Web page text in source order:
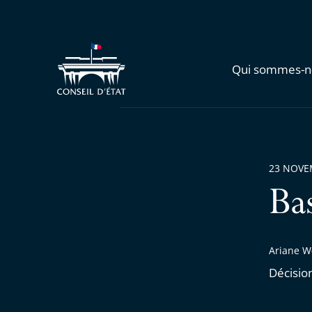
Qui sommes-
Ariane
23